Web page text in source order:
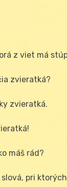
z viet má
zvieratká?
zvieratká.
máš rád?
pri